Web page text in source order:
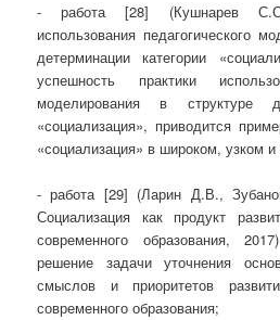
- работа [28] (Кушнарев
использования педагогического
детерминации категории
успешность практики
моделирования в структуре
«социализация», приводится
«социализация» в широком, узком
- работа [29] (Ларин Д.В.,
Социализация как продукт
современного образования,
решение задачи уточнения
смыслов и приоритетов
современного образования;